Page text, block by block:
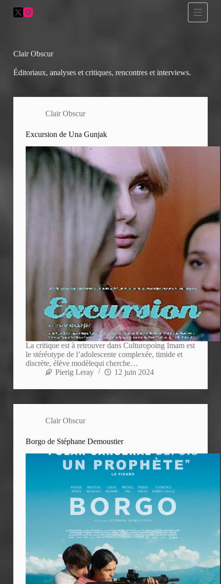
P
u
n
Clair Obscur
Éditoriaux, analyses et critiques, rencontres et interviews.
Clair Obscur
Excursion de Una Gunjak
La critique est à retrouver dans Culturopoing Imam est
le stéréotype de l’adolescente complexée, timide et
discrète, élève modèlequi cherche…
Pierig Leray
12 juin 2024
Clair Obscur
Borgo de Stéphane Demoustier